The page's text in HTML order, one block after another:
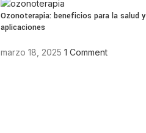
Ozonoterapia: beneficios para la salud y
aplicaciones
marzo 18, 2025 1 Comment